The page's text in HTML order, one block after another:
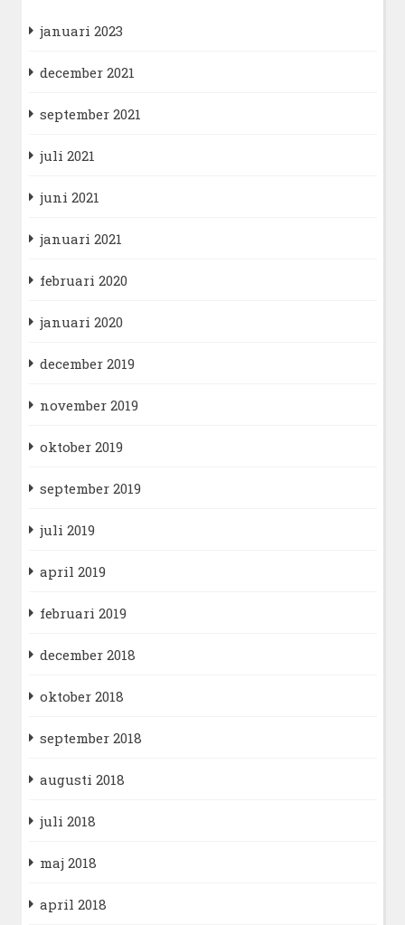
januari 2023
december 2021
september 2021
juli 2021
juni 2021
januari 2021
februari 2020
januari 2020
december 2019
november 2019
oktober 2019
september 2019
juli 2019
april 2019
februari 2019
december 2018
oktober 2018
september 2018
augusti 2018
juli 2018
maj 2018
april 2018